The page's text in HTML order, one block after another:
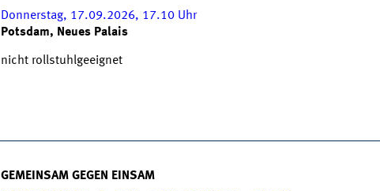
Donnerstag, 17.09.2026, 17.10 Uhr
Potsdam, Neues Palais
nicht rollstuhlgeeignet
GEMEINSAM GEGEN EINSAM